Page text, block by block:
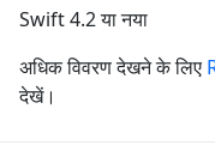
Swift 4.2 या नया
अधिक विवरण देखने के लिए
देखें।